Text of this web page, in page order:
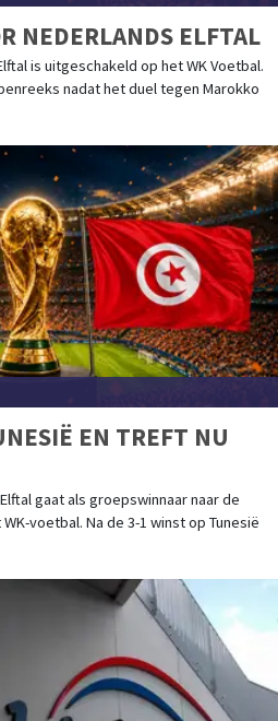
NEDERLANDS ELFTAL
is uitgeschakeld op het WK Voetbal.
nadat het duel tegen Marokko
EN TREFT NU
gaat als groepswinnaar naar de
voetbal. Na de 3-1 winst op Tunesië